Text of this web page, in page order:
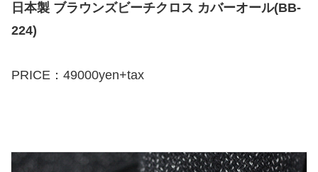
日本製 ブラウンズビーチクロス カバーオール(BB-
224)
PRICE：49000yen+tax